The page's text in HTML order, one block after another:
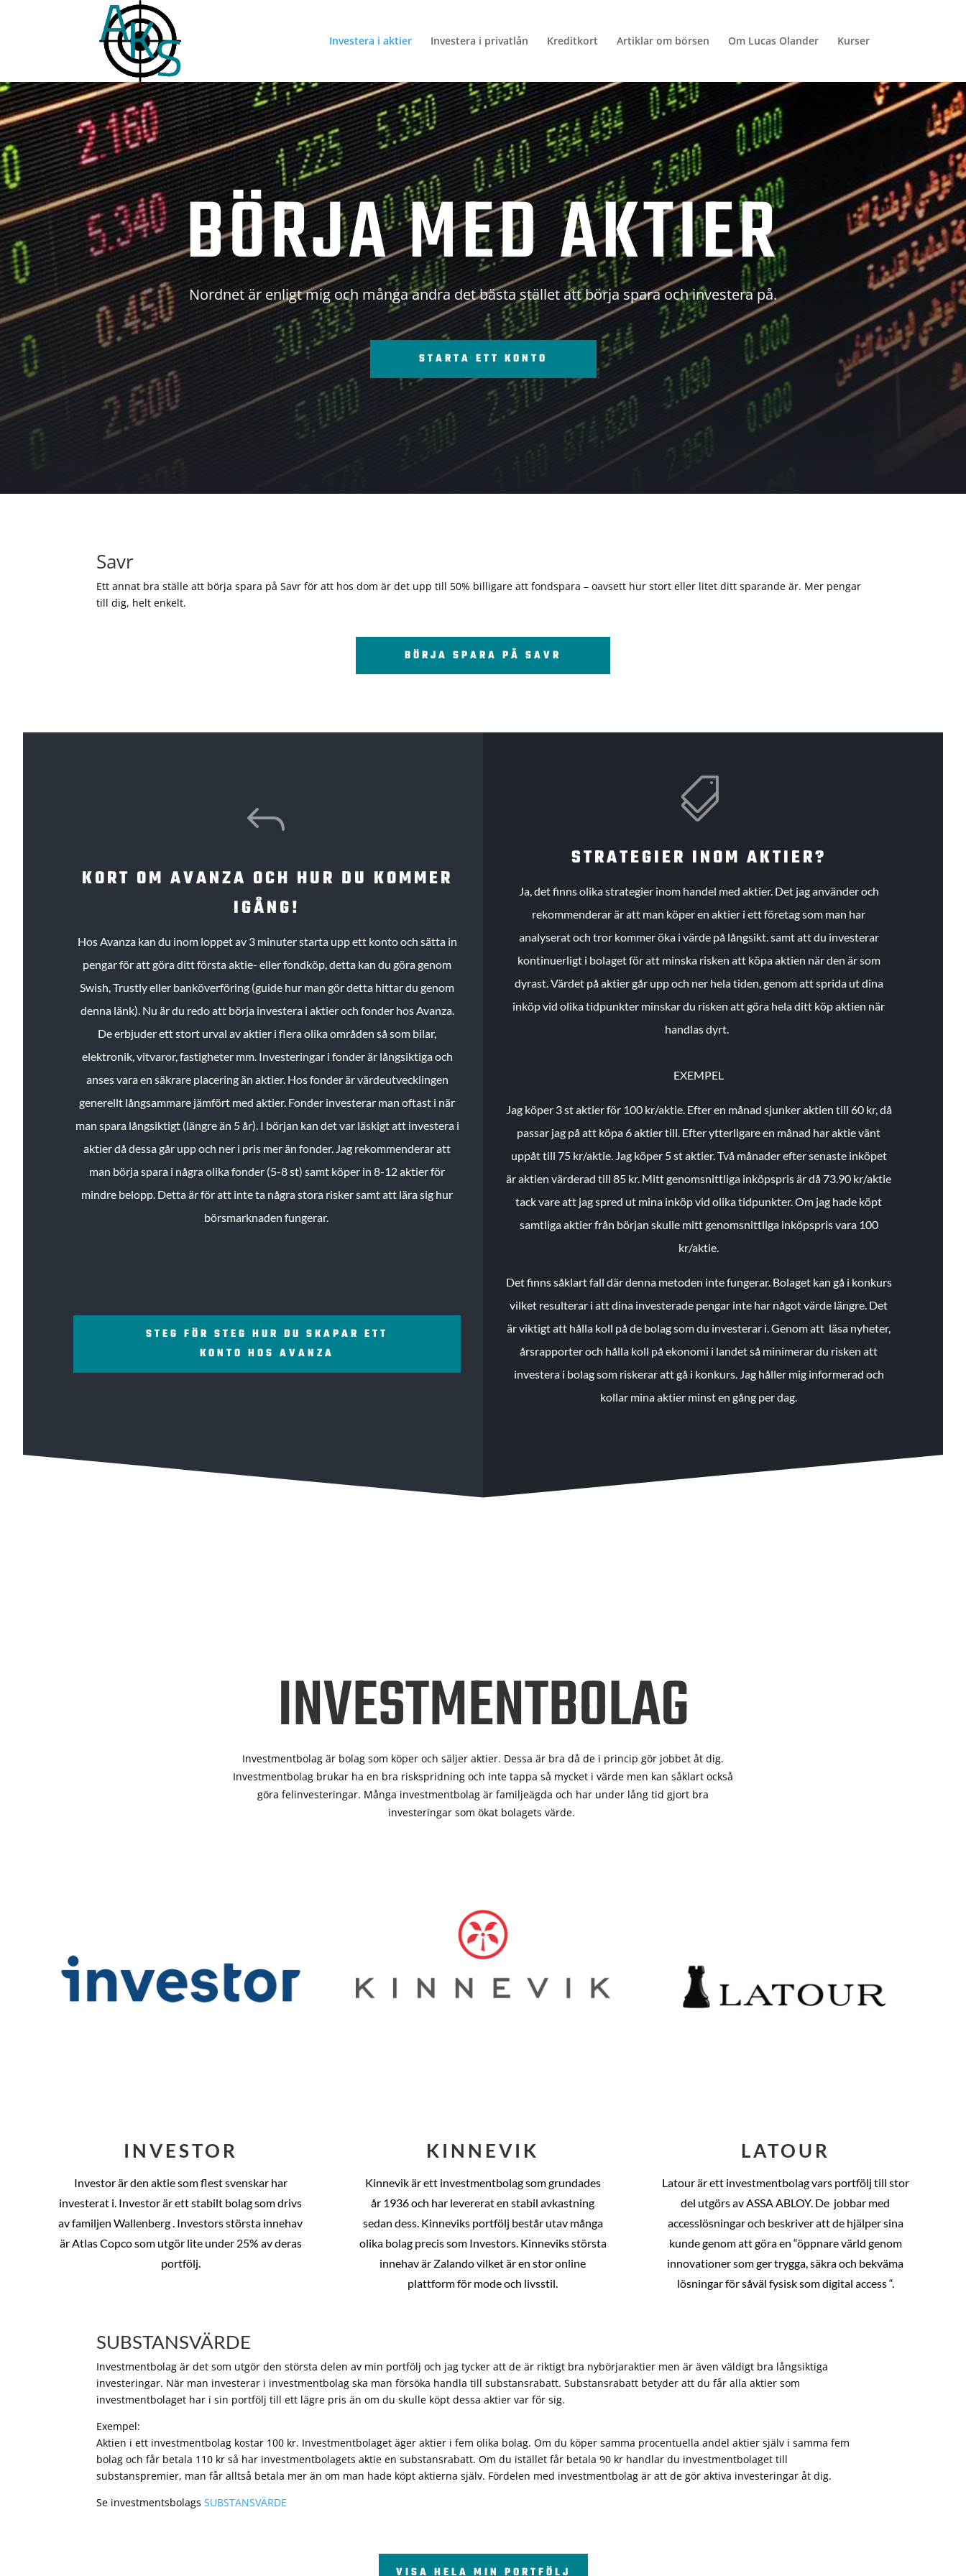
Investera i aktier Investera i privatlån Kreditkort Artiklar om börsen Om Lucas Olander Kurser
BÖRJA MED AKTIER
Nordnet är enligt mig och många andra det bästa stället att börja spara och investera på.
STARTA ETT KONTO
Savr
Ett annat bra ställe att börja spara på Savr för att hos dom är det upp till 50% billigare att fondspara – oavsett hur stort eller litet ditt sparande är. Mer pengar
till dig, helt enkelt.
BÖRJA SPARA PÅ SAVR
J
KORT OM AVANZA OCH HUR DU KOMMER
IGÅNG!
Hos Avanza kan du inom loppet av 3 minuter starta upp ett konto och sätta in
pengar för att göra ditt första aktie- eller fondköp, detta kan du göra genom
Swish, Trustly eller banköverföring (guide hur man gör detta hittar du genom
denna länk). Nu är du redo att börja investera i aktier och fonder hos Avanza.
De erbjuder ett stort urval av aktier i flera olika områden så som bilar,
elektronik, vitvaror, fastigheter mm. Investeringar i fonder är långsiktiga och
anses vara en säkrare placering än aktier. Hos fonder är värdeutvecklingen
generellt långsammare jämfört med aktier. Fonder investerar man oftast i när
man spara långsiktigt (längre än 5 år). I början kan det var läskigt att investera i
aktier då dessa går upp och ner i pris mer än fonder. Jag rekommenderar att
man börja spara i några olika fonder (5-8 st) samt köper in 8-12 aktier för
mindre belopp. Detta är för att inte ta några stora risker samt att lära sig hur
börsmarknaden fungerar.
STEG FÖR STEG HUR DU SKAPAR ETT
KONTO HOS AVANZA

STRATEGIER INOM AKTIER?
Ja, det finns olika strategier inom handel med aktier. Det jag använder och
rekommenderar är att man köper en aktier i ett företag som man har
analyserat och tror kommer öka i värde på långsikt. samt att du investerar
kontinuerligt i bolaget för att minska risken att köpa aktien när den är som
dyrast. Värdet på aktier går upp och ner hela tiden, genom att sprida ut dina
inköp vid olika tidpunkter minskar du risken att göra hela ditt köp aktien när
handlas dyrt.
EXEMPEL
Jag köper 3 st aktier för 100 kr/aktie. Efter en månad sjunker aktien till 60 kr, då
passar jag på att köpa 6 aktier till. Efter ytterligare en månad har aktie vänt
uppåt till 75 kr/aktie. Jag köper 5 st aktier.Två månader efter senaste inköpet
är aktien värderad till 85 kr. Mitt genomsnittliga inköpspris är då 73.90 kr/aktie
tack vare att jag spred ut mina inköp vid olika tidpunkter. Om jag hade köpt
samtliga aktier från början skulle mitt genomsnittliga inköpspris vara 100
kr/aktie.
Det finns såklart fall där denna metoden inte fungerar. Bolaget kan gå i konkurs
vilket resulterar i att dina investerade pengar inte har något värde längre. Det
är viktigt att hålla koll på de bolag som du investerar i. Genom att läsa nyheter,
årsrapporter och hålla koll på ekonomi i landet så minimerar du risken att
investera i bolag som riskerar att gå i konkurs. Jag håller mig informerad och
kollar mina aktier minst en gång per dag.
INVESTMENTBOLAG
Investmentbolag är bolag som köper och säljer aktier. Dessa är bra då de i princip gör jobbet åt dig.
Investmentbolag brukar ha en bra riskspridning och inte tappa så mycket i värde men kan såklart också
göra felinvesteringar. Många investmentbolag är familjeägda och har under lång tid gjort bra
investeringar som ökat bolagets värde.
INVESTOR
Investor är den aktie som flest svenskar har
investerat i. Investor är ett stabilt bolag som drivs
av familjen Wallenberg . Investors största innehav
är Atlas Copco som utgör lite under 25% av deras
portfölj.
KINNEVIK
Kinnevik är ett investmentbolag som grundades
år 1936 och har levererat en stabil avkastning
sedan dess. Kinneviks portfölj består utav många
olika bolag precis som Investors. Kinneviks största
innehav är Zalando vilket är en stor online
plattform för mode och livsstil.
LATOUR
Latour är ett investmentbolag vars portfölj till stor
del utgörs av ASSA ABLOY. De jobbar med
accesslösningar och beskriver att de hjälper sina
kunde genom att göra en “öppnare värld genom
innovationer som ger trygga, säkra och bekväma
lösningar för såväl fysisk som digital access “.
SUBSTANSVÄRDE
Investmentbolag är det som utgör den största delen av min portfölj och jag tycker att de är riktigt bra nybörjaraktier men är även väldigt bra långsiktiga
investeringar. När man investerar i investmentbolag ska man försöka handla till substansrabatt. Substansrabatt betyder att du får alla aktier som
investmentbolaget har i sin portfölj till ett lägre pris än om du skulle köpt dessa aktier var för sig.
Exempel:
Aktien i ett investmentbolag kostar 100 kr. Investmentbolaget äger aktier i fem olika bolag. Om du köper samma procentuella andel aktier själv i samma fem
bolag och får betala 110 kr så har investmentbolagets aktie en substansrabatt. Om du istället får betala 90 kr handlar du investmentbolaget till
substanspremier, man får alltså betala mer än om man hade köpt aktierna själv. Fördelen med investmentbolag är att de gör aktiva investeringar åt dig.
Se investmentsbolagsSUBSTANSVÄRDE
VISA HELA MIN PORTFÖLJ